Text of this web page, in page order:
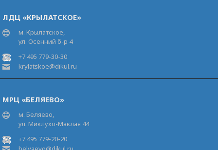
ЛДЦ «КРЫЛАТСКОЕ»
м. Крылатское,
ул. Осенний б-р 4
+7 495 779-30-30
krylatskoe@dikul.ru
МРЦ «БЕЛЯЕВО»
м. Беляево,
ул. Миклухо-Маклая 44
+7 495 779-20-20